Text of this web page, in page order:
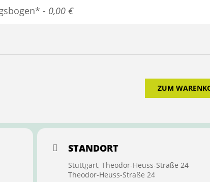
- 0,00 €
ZUM
STANDORT
Stuttgart, Theodor-Heuss-Straße 24
Theodor-Heuss-Straße 24